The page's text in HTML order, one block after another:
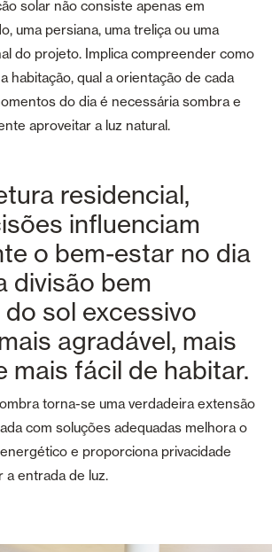
solar não consiste apenas em
uma persiana, uma treliça ou uma
do projeto. Implica compreender como
habitação, qual a orientação de cada
do dia é necessária sombra e
aproveitar a luz natural.
residencial,
influenciam
o bem-estar no dia
divisão bem
sol excessivo
agradável, mais
mais fácil de habitar.
torna-se uma verdadeira extensão
com soluções adequadas melhora o
e proporciona privacidade
entrada de luz.